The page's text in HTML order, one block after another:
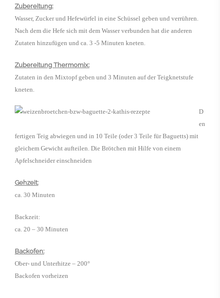
Zubereitung:
Wasser, Zucker und Hefewürfel in eine Schüssel geben und verrühren.
Nach dem die Hefe sich mit dem Wasser verbunden hat die anderen
Zutaten hinzufügen und ca. 3 -5 Minuten kneten.
Zubereitung Thermomix:
Zutaten in den Mixtopf geben und 3 Minuten auf der Teigknetstufe
kneten.
D
en
fertigen Teig abwiegen und in 10 Teile (oder 3 Teile für Baguetts) mit
gleichem Gewicht aufteilen. Die Brötchen mit Hilfe von einem
Apfelschneider einschneiden
Gehzeit:
ca. 30 Minuten
Backzeit:
ca. 20 – 30 Minuten
Backofen:
Ober- und Unterhitze – 200°
Backofen vorheizen